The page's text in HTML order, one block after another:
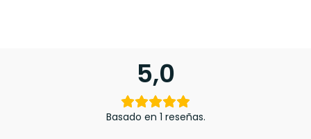
5,0
Basado en 1 reseñas.